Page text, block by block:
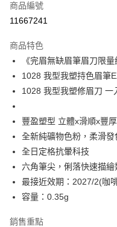
超商取貨付款
Apple Pay
悠遊付
全盈+PAY
AFTEE先享後付
相關說明
【關於「AFTEE先享後付」】
AFTEE先享後付是「在收到商
便利好安心！
２．便利：只要手機號碼，簡訊
ATM付款
商品編號
11667241
商品特色
《完眉無缺眉筆眉刀限量
1028 我型我塑持色眉筆
1028 我型我塑修眉刀 一
豐盈塑型 立體x滑順x豐厚
全新純礦物色粉，柔滑發
全日定格抗暈科技
六角筆尖，俐落快速描繪
最接近效期：2027/2(咖
容量：0.35g
銷售重點